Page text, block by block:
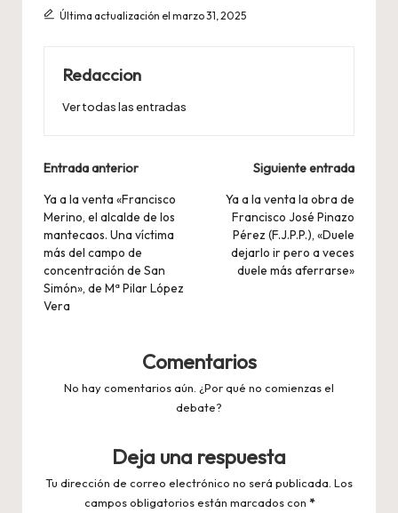
Última actualización el marzo 31, 2025
Redaccion
Ver todas las entradas
Navegación
de
entradas
Entrada anterior
Ya a la venta «Francisco
Merino, el alcalde de los
mantecaos. Una víctima
más del campo de
concentración de San
Simón», de Mª Pilar López
Vera
Siguiente entrada
Ya a la venta la obra de
Francisco José Pinazo
Pérez (F.J.P.P.), «Duele
dejarlo ir pero a veces
duele más aferrarse»
Comentarios
No hay comentarios aún. ¿Por qué no comienzas el
debate?
Deja una respuesta
Tu dirección de correo electrónico no será publicada. Los
campos obligatorios están marcados con *